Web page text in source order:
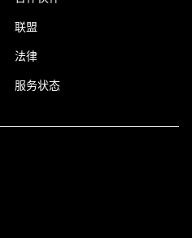
联盟
法律
服务状态